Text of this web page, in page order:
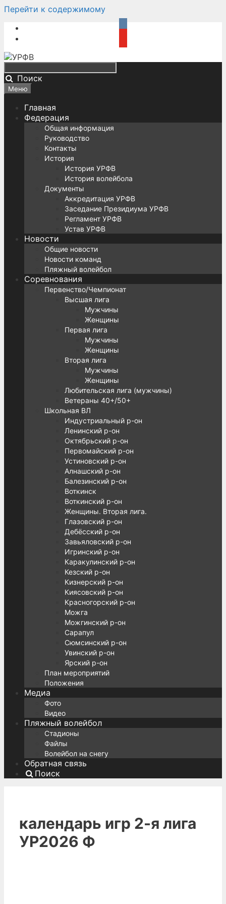
Перейти к содержимому
Поиск
Меню
Главная
Федерация
Общая информация
Руководство
Контакты
История
История УРФВ
История волейбола
Документы
Аккредитация УРФВ
Заседание Президиума УРФВ
Регламент УРФВ
Устав УРФВ
Новости
Общие новости
Новости команд
Пляжный волейбол
Соревнования
Первенство/Чемпионат
Высшая лига
Мужчины
Женщины
Первая лига
Мужчины
Женщины
Вторая лига
Мужчины
Женщины
Любительская лига (мужчины)
Ветераны 40+/50+
Школьная ВЛ
Индустриальный р-он
Ленинский р-он
Октябрьский р-он
Первомайский р-он
Устиновский р-он
Алнашский р-он
Балезинский р-он
Воткинск
Воткинский р-он
Женщины. Вторая лига.
Глазовский р-он
Дебёсский р-он
Завьяловский р-он
Игринский р-он
Каракулинский р-он
Кезский р-он
Кизнерский р-он
Киясовский р-он
Красногорский р-он
Можга
Можгинский р-он
Сарапул
Сюмсинский р-он
Увинский р-он
Ярский р-он
План мероприятий
Положения
Медиа
Фото
Видео
Пляжный волейбол
Стадионы
Файлы
Волейбол на снегу
Обратная связь
Поиск
календарь игр 2-я лига
УР2026 Ф